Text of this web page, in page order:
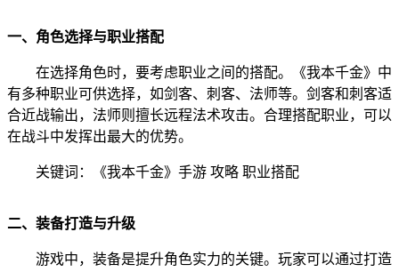
一、角色选择与职业搭配
在选择角色时，要考虑职业之间的搭配。《我本千金》中
有多种职业可供选择，如剑客、刺客、法师等。剑客和刺客适
合近战输出，法师则擅长远程法术攻击。合理搭配职业，可以
在战斗中发挥出最大的优势。
关键词：《我本千金》手游 攻略 职业搭配
二、装备打造与升级
游戏中，装备是提升角色实力的关键。玩家可以通过打造